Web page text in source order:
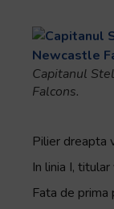
Capitanul
Falcons.
Pilier dreapta
In linia I,
Fata de prima